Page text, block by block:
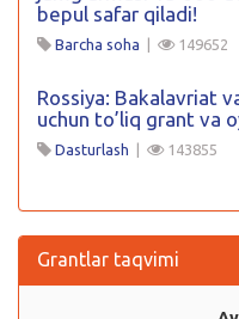
bepul safar qiladi!
Barcha soha | 149652
Rossiya: Bakalavriat
uchun to’liq grant va
Dasturlash | 143855
Grantlar taqvimi